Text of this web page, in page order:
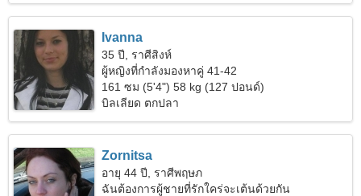
Ivanna
35 ปี, ราศีสิงห์
ผู้หญิงที่กำลังมองหาคู่ 41-42
161 ซม (5'4") 58 kg (127 ปอนด์)
บิลเลียด ตกปลา
Zornitsa
อายุ 44 ปี, ราศีพฤษภ
ฉันต้องการผู้ชายที่รักใคร่จะเต้นด้วยกัน